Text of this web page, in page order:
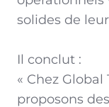
solides de
Il conclut :
« Chez
proposons